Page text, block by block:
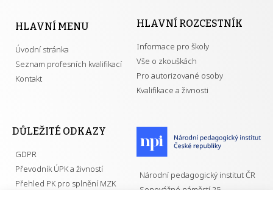
HLAVNÍ MENU
Úvodní stránka
Seznam profesních kvalifikací
Kontakt
HLAVNÍ ROZCESTNÍK
Informace pro školy
Vše o zkouškách
Pro autorizované osoby
Kvalifikace a živnosti
DŮLEŽITÉ ODKAZY
GDPR
Převodník ÚPK a živností
Přehled PK pro splnění MZK
Národní pedagogický institut ČR
Senovážné náměstí 25